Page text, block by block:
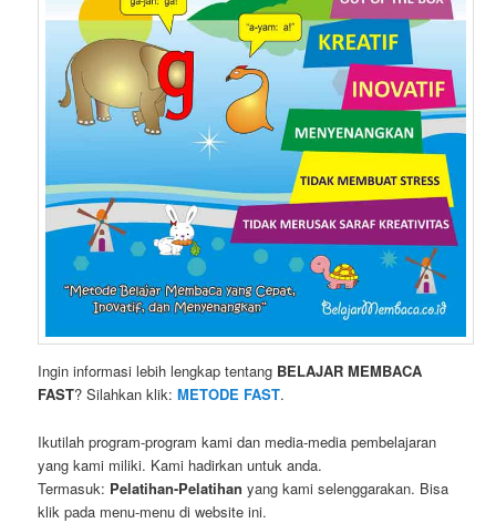
Ingin informasi lebih lengkap tentang BELAJAR MEMBACA
FAST? Silahkan klik:METODE FAST.
Ikutilah program-program kami dan media-media pembelajaran
yang kami miliki. Kami hadirkan untuk anda.
Termasuk: Pelatihan-Pelatihan yang kami selenggarakan. Bisa
klik pada menu-menu di website ini.